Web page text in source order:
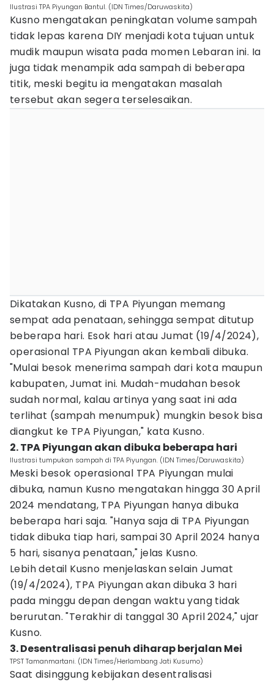
Ilustrasi TPA Piyungan Bantul. (IDN Times/Daruwaskita)
Kusno mengatakan peningkatan volume sampah
tidak lepas karena DIY menjadi kota tujuan untuk
mudik maupun wisata pada momen Lebaran ini. Ia
juga tidak menampik ada sampah di beberapa
titik, meski begitu ia mengatakan masalah
tersebut akan segera terselesaikan.
Dikatakan Kusno, di TPA Piyungan memang
sempat ada penataan, sehingga sempat ditutup
beberapa hari. Esok hari atau Jumat (19/4/2024),
operasional TPA Piyungan akan kembali dibuka.
"Mulai besok menerima sampah dari kota maupun
kabupaten, Jumat ini. Mudah-mudahan besok
sudah normal, kalau artinya yang saat ini ada
terlihat (sampah menumpuk) mungkin besok bisa
diangkut ke TPA Piyungan," kata Kusno.
2. TPA Piyungan akan dibuka beberapa hari
Ilustrasi tumpukan sampah di TPA Piyungan. (IDN Times/Daruwaskita)
Meski besok operasional TPA Piyungan mulai
dibuka, namun Kusno mengatakan hingga 30 April
2024 mendatang, TPA Piyungan hanya dibuka
beberapa hari saja. "Hanya saja di TPA Piyungan
tidak dibuka tiap hari, sampai 30 April 2024 hanya
5 hari, sisanya penataan," jelas Kusno.
Lebih detail Kusno menjelaskan selain Jumat
(19/4/2024), TPA Piyungan akan dibuka 3 hari
pada minggu depan dengan waktu yang tidak
berurutan. "Terakhir di tanggal 30 April 2024," ujar
Kusno.
3. Desentralisasi penuh diharap berjalan Mei
TPST Tamanmartani. (IDN Times/Herlambang Jati Kusumo)
Saat disinggung kebijakan desentralisasi